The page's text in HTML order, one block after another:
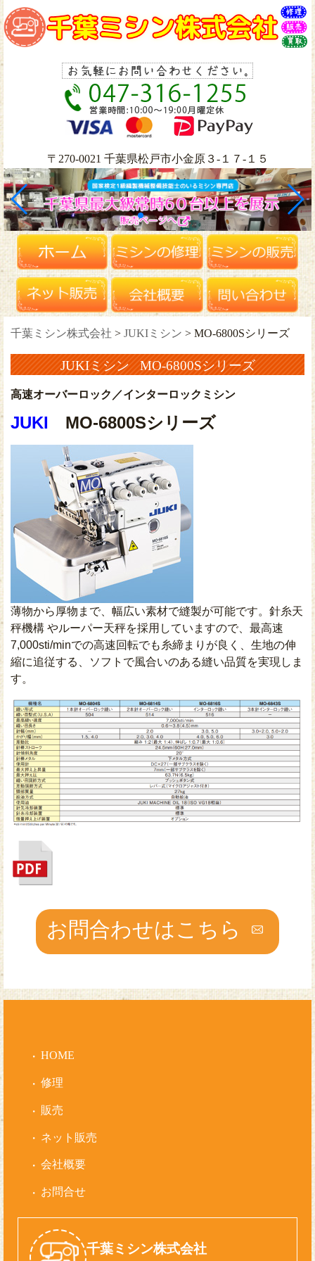
〒270-0021 千葉県松戸市小金原３-１７-１５
千葉ミシン株式会社 > JUKIミシン > MO-6800Sシリーズ
JUKIミシン MO-6800Sシリーズ
高速オーバーロック／インターロックミシン
JUKI MO-6800Sシリーズ
薄物から厚物まで、幅広い素材で縫製が可能です。針糸天
秤機構 やルーパー天秤を採用していますので、最高速
7,000sti/minでの高速回転でも糸締まりが良く、生地の伸
縮に追従する、ソフトで風合いのある縫い品質を実現しま
す。
お問合わせはこちら
HOME
修理
販売
ネット販売
会社概要
お問合せ
千葉ミシン株式会社